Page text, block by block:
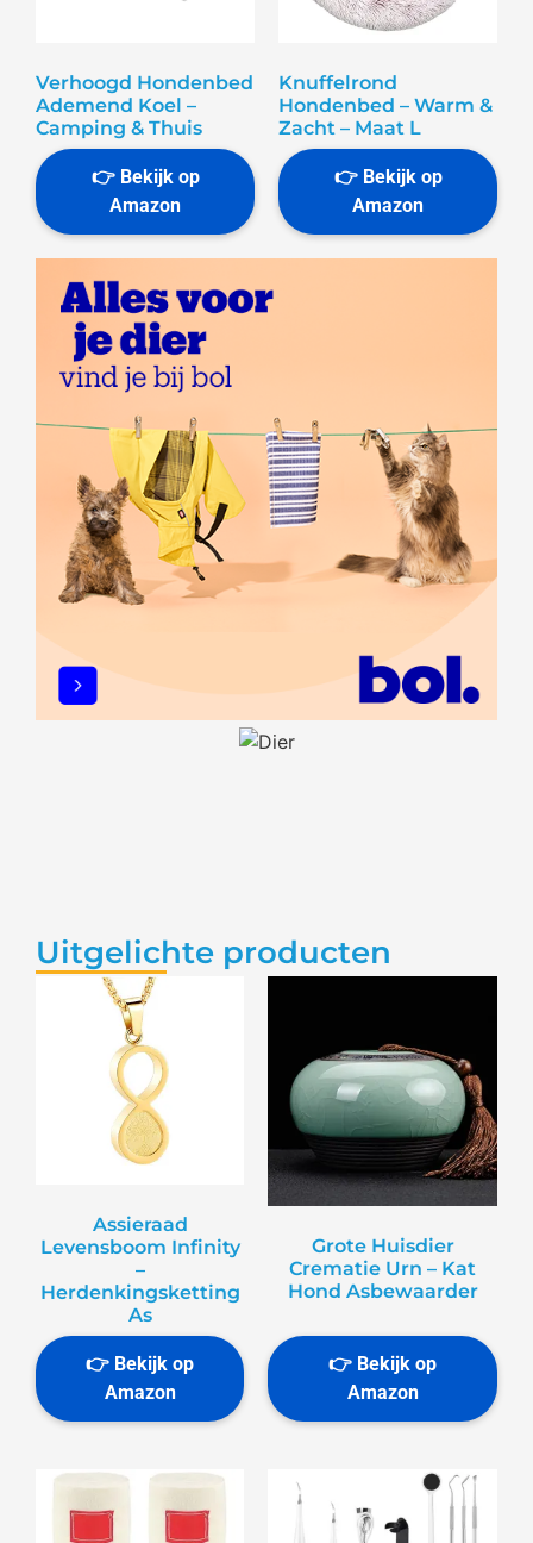
Verhoogd Hondenbed
Ademend Koel –
Camping & Thuis
Knuffelrond
Hondenbed – Warm &
Zacht – Maat L
Uitgelichte producten
Assieraad
Levensboom Infinity
–
Herdenkingsketting
As
Grote Huisdier
Crematie Urn – Kat
Hond Asbewaarder